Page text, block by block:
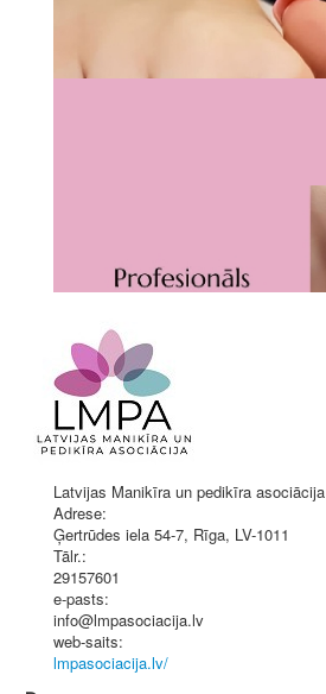
Latvijas Manikīra un pedikīra asociācija
Adrese:
Ģertrūdes iela 54-7, Rīga, LV-1011
Tālr.:
29157601
e-pasts:
info@lmpasociacija.lv
web-saits:
lmpasociacija.lv/